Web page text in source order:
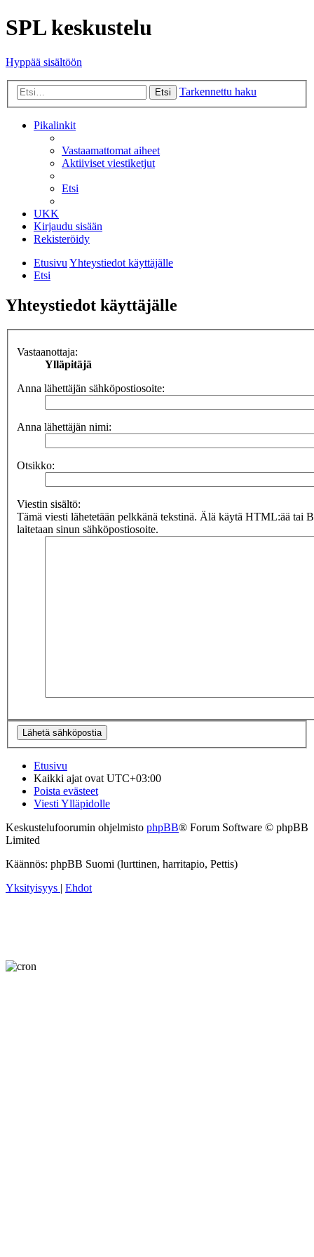
SPL keskustelu
Hyppää sisältöön
Etsi Tarkennettu haku
Pikalinkit
Vastaamattomat aiheet
Aktiiviset viestiketjut
Etsi
UKK
Kirjaudu sisään
Rekisteröidy
EtusivuYhteystiedot käyttäjälle
Etsi
Yhteystiedot käyttäjälle
Vastaanottaja:
Ylläpitäjä
Anna lähettäjän sähköpostiosoite:
Anna lähettäjän nimi:
Otsikko:
Viestin sisältö:
Tämä viesti lähetetään pelkkänä tekstinä. Älä käytä HTML:ää tai
laitetaan sinun sähköpostiosoite.
Etusivu
Kaikki ajat ovatUTC+03:00
Poista evästeet
Viesti Ylläpidolle
Keskustelufoorumin ohjelmisto phpBB® Forum Software © phpBB
Limited
Käännös: phpBB Suomi (lurttinen, harritapio, Pettis)
Yksityisyys
Ehdot